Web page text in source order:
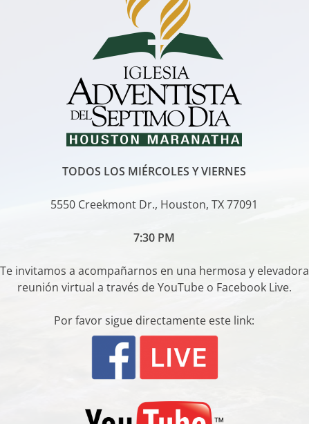
TODOS LOS MIÉRCOLES Y VIERNES
5550 Creekmont Dr., Houston, TX 77091
7:30 PM
Te invitamos a acompañarnos en una hermosa y elevadora
reunión virtual a través de YouTube o Facebook Live.
Por favor sigue directamente este link: